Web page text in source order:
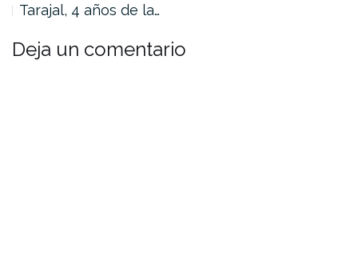
Tarajal, 4 años de la…
Deja un comentario